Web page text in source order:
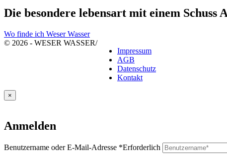
Die besondere lebensart mit einem Schuss
Wo finde ich Weser Wasser
© 2026 - WESER WASSER/
Impressum
AGB
Datenschutz
Kontakt
×
Anmelden
Benutzername oder E-Mail-Adresse *Erforderlich